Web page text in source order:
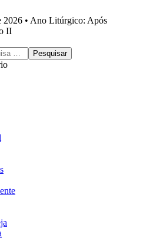
2026 • Ano Litúrgico: Após
II